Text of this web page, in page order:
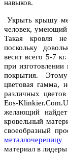
навыков.
Укрыть крышу
человек,
Такая кровля
поскольку
весит всего 5-7
при изготовлении
покрытия.
цветовая гамма,
различных
Eos-
желающий
кровельный
своеобразный
металлочерепицу
материал в